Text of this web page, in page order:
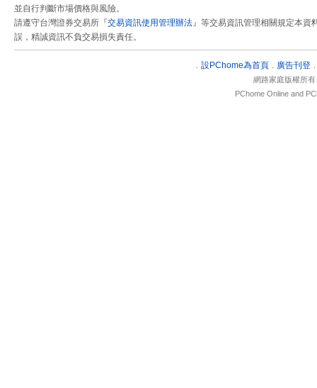
並自行判斷市場價格與風險。
請遵守台灣證券交易所『交易資訊使用管理辦法』等交易資訊管理相關規定本資
誤，精誠資訊不負交易損失責任。
．設PChome為首頁 ． 廣告刊登
網路家庭版權所
PChome Online and